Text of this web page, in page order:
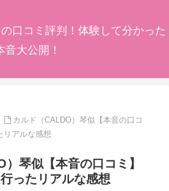
口コミ評判！体験して分かった
音大公開！
カルド（CALDO）琴似【本音の口コ
リアルな感想
）琴似【本音の口コミ】
ったリアルな感想